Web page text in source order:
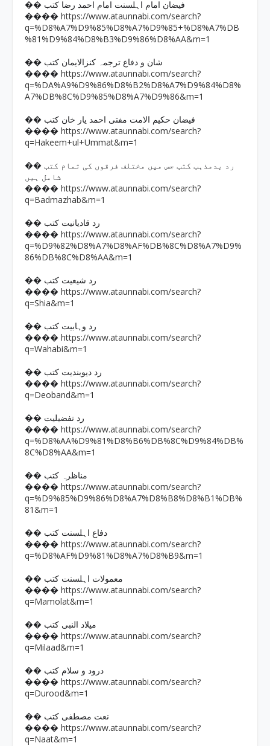
�� فیضان امام اہلسنت امام احمد رضا کتب
���� https://www.ataunnabi.com/search?
q=%D8%A7%D9%85%D8%A7%D9%85+%D8%A7%DB
%81%D9%84%D8%B3%D9%86%D8%AA&m=1
�� شان و دفاع ترجمہ کنزالایمان کتب
���� https://www.ataunnabi.com/search?
q=%DA%A9%D9%86%D8%B2%D8%A7%D9%84%D8%
A7%DB%8C%D9%85%D8%A7%D9%86&m=1
�� فیضان حکیم الامت مفتی احمد یار خان کتب
���� https://www.ataunnabi.com/search?
q=Hakeem+ul+Ummat&m=1
�� رد بدمذہب کتب جس میں مختلف فرقوں کی تمام کتب
شامل ہیں
���� https://www.ataunnabi.com/search?
q=Badmazhab&m=1
�� رد قادیانیت کتب
���� https://www.ataunnabi.com/search?
q=%D9%82%D8%A7%D8%AF%DB%8C%D8%A7%D9%
86%DB%8C%D8%AA&m=1
�� رد شیعیت کتب
���� https://www.ataunnabi.com/search?
q=Shia&m=1
�� رد وہابیت کتب
���� https://www.ataunnabi.com/search?
q=Wahabi&m=1
�� رد دیوبندیت کتب
���� https://www.ataunnabi.com/search?
q=Deoband&m=1
�� رد تفضیلیت
���� https://www.ataunnabi.com/search?
q=%D8%AA%D9%81%D8%B6%DB%8C%D9%84%DB%
8C%D8%AA&m=1
�� مناظرہ کتب
���� https://www.ataunnabi.com/search?
q=%D9%85%D9%86%D8%A7%D8%B8%D8%B1%DB%
81&m=1
�� دفاع اہلسنت کتب
���� https://www.ataunnabi.com/search?
q=%D8%AF%D9%81%D8%A7%D8%B9&m=1
�� معمولات اہلسنت کتب
���� https://www.ataunnabi.com/search?
q=Mamolat&m=1
�� میلاد النبی کتب
���� https://www.ataunnabi.com/search?
q=Milaad&m=1
�� درود و سلام کتب
���� https://www.ataunnabi.com/search?
q=Durood&m=1
�� نعت مصطفی کتب
���� https://www.ataunnabi.com/search?
q=Naat&m=1